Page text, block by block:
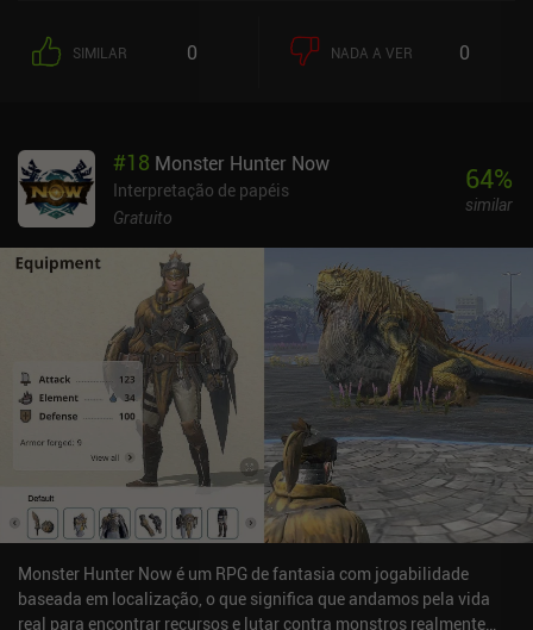
área, o que nos recompensa com poeira estelar usada para
aumentar nossas estatísticas. Há uma boa progressão para
tesouros para encontrar, minijogos para completar em troca de
recompensas e até cavalos que podemos domar e montar como
animais de estimação. E quando a noite cai, o mundo é invadido
dos recursos mais exclusivos do jogo é que podemos começar em
nosso próprio mundo para um jogador ou entrar em um mundo
multijogador cooperativo para explorar com outros jogadores.
Podemos alternar entre os dois a qualquer momento.As maiores
desvantagens são que o combate é rígido e desajeitado, e ter de se
teletransportar para casa para esvaziar o inventário limitado é um
tanto frustrante.Dawnlands é monetizado por meio de iAPs e de
um passe de batalha - ambos permitem que você se fortaleça mais
rapidamente. Felizmente, esses recursos nunca são muito
utilizados, e há muito para explorar e aproveitar como jogador
gratuito.O jogo está muito perto de ser excelente, mas fica aquém,
especialmente devido ao combate. No entanto, ainda é uma
experiência agradável e um dos poucos jogos cooperativos
realmente grandes no celular.
SIMILAR 0 NADA A VER 0
#18 Monster Hunter Now
Interpretação de papéis
Gratuito
64%
similar
Monster Hunter Now é um RPG de fantasia com jogabilidade
baseada em localização, o que significa que andamos pela vida
real para encontrar recursos e lutar contra monstros realmente